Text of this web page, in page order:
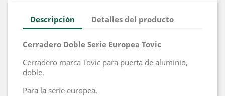
Descripción Detalles del producto
Cerradero Doble Serie Europea Tovic
Cerradero marca Tovic para puerta de aluminio,
doble.
Para la serie europea.